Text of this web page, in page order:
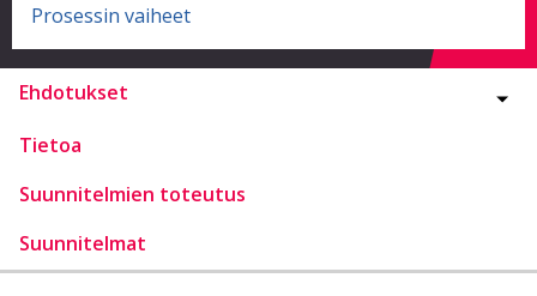
Prosessin vaiheet
Ehdotukset
Tietoa
Suunnitelmien toteutus
Suunnitelmat